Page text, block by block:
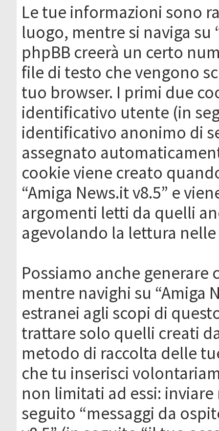
Le tue informazioni sono
luogo, mentre si naviga su
phpBB creerà un certo
file di testo che vengono
tuo browser. I primi due
identificativo utente (in
identificativo anonimo di
assegnato
cookie viene creato
“Amiga News.it v8.5” e
argomenti letti da quelli
agevolando la lettura
Possiamo anche
mentre navighi su “Amiga
estranei agli scopi di
trattare solo quelli creati
metodo di raccolta delle
che tu inserisci
non limitati ad essi:
seguito “messaggi da